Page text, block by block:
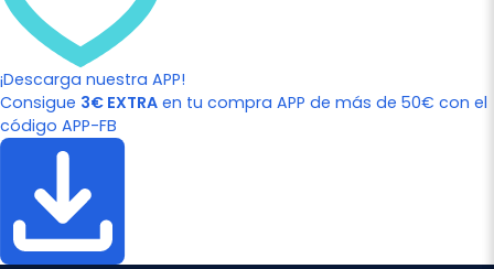
¡Descarga nuestra APP!
Consigue 3€ EXTRA en tu compra APP de más de 50€ con el
código APP-FB